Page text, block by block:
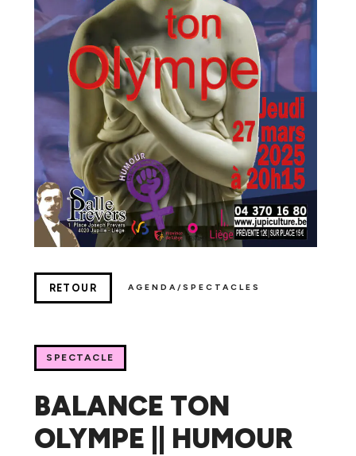
RETOUR AGENDA/SPECTACLES
SPECTACLE
BALANCE TON
OLYMPE || HUMOUR